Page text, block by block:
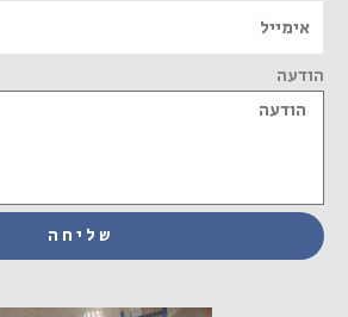
הודעה
שליחה